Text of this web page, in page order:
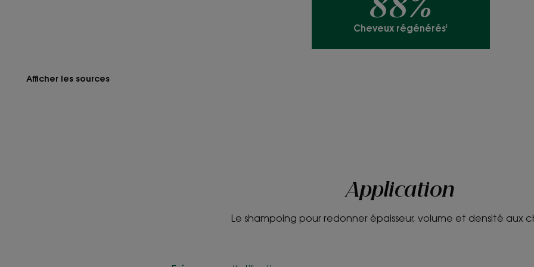
Formule fluide facile
88%
Cheveux régénérés¹
Afficher les sources
Application
Le shampoing pour redonner épaisseur, volume et densité aux